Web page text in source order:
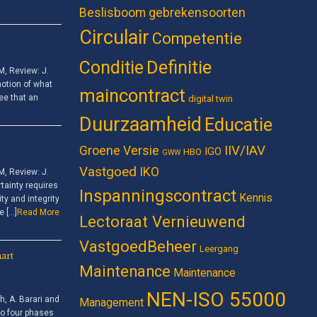
Review: J.
of what
that an
Review: J.
requires
and integrity
[…] Read More
A. Barari and
four phases
Beslisboom gebrekensoorten
Circulair Competentie
Conditie Definitie
maincontract digital twin
Duurzaamheid Educatie
Groene Versie GWW HBO IGO IIV/IAV
Vastgoed IKO
Inspanningscontract Kennis
Lectoraat Vernieuwend
VastgoedBeheer Leergang
Maintenance Maintenance
Management NEN-ISO 55000